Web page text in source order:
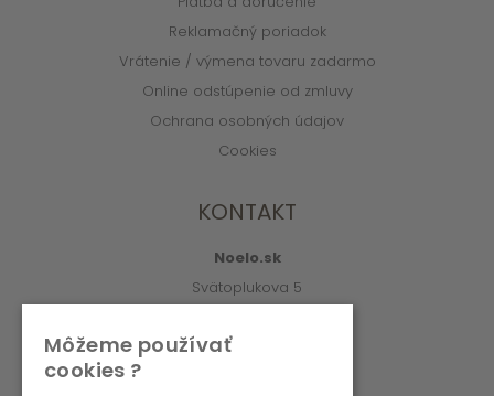
Reklamačný poriadok
Vrátenie / výmena tovaru zadarmo
Online odstúpenie od zmluvy
Ochrana osobných údajov
Cookies
KONTAKT
Noelo.sk
Svätoplukova 5
info@noelo.sk
Môžeme používať
cookies ?